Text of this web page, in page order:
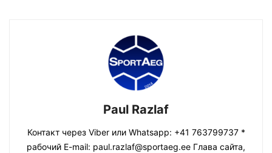
Paul Razlaf
Контакт через Viber или Whatsapp: +41 763799737 *
рабочий E-mail: paul.razlaf@sportaeg.ee Глава сайта,